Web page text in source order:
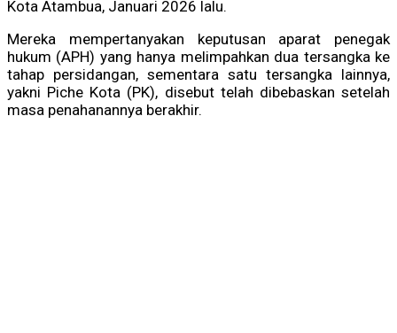
Kota Atambua, Januari 2026 lalu.
Mereka mempertanyakan keputusan aparat penegak
hukum (APH) yang hanya melimpahkan dua tersangka ke
tahap persidangan, sementara satu tersangka lainnya,
yakni Piche Kota (PK), disebut telah dibebaskan setelah
masa penahanannya berakhir.